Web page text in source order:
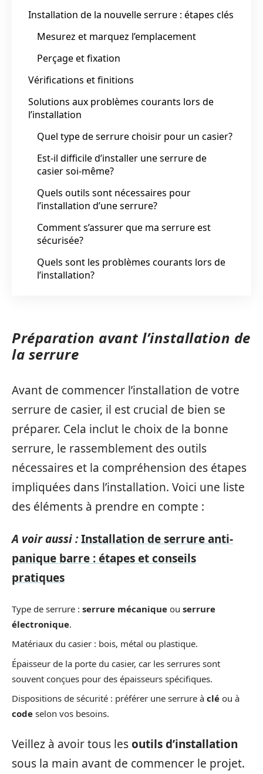
Installation de la nouvelle serrure : étapes clés
Mesurez et marquez l’emplacement
Perçage et fixation
Vérifications et finitions
Solutions aux problèmes courants lors de
l’installation
Quel type de serrure choisir pour un casier?
Est-il difficile d’installer une serrure de
casier soi-même?
Quels outils sont nécessaires pour
l’installation d’une serrure?
Comment s’assurer que ma serrure est
sécurisée?
Quels sont les problèmes courants lors de
l’installation?
Préparation avant l’installation de
la serrure
Avant de commencer l’installation de votre
serrure de casier, il est crucial de bien se
préparer. Cela inclut le choix de la bonne
serrure, le rassemblement des outils
nécessaires et la compréhension des étapes
impliquées dans l’installation. Voici une liste
des éléments à prendre en compte :
A voir aussi :Installation de serrure anti-
panique barre : étapes et conseils
pratiques
Type de serrure : serrure mécanique ou serrure
électronique.
Matériaux du casier : bois, métal ou plastique.
Épaisseur de la porte du casier, car les serrures sont
souvent conçues pour des épaisseurs spécifiques.
Dispositions de sécurité : préférer une serrure à clé ou à
code selon vos besoins.
Veillez à avoir tous lesoutils d’installation
sous la main avant de commencer le projet.